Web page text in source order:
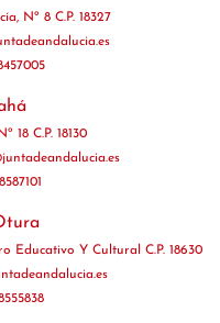
Nº 8 C.P. 18327
18 C.P. 18130
Educativo Y Cultural C.P. 18630